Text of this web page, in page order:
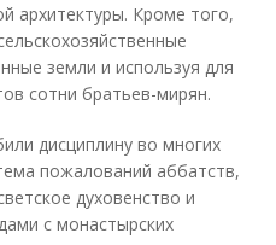
архитектуры. Кроме того,
земли и используя для
сотни братьев-мирян.
дисциплину во многих
пожалований аббатств,
духовенство и
с монастырских